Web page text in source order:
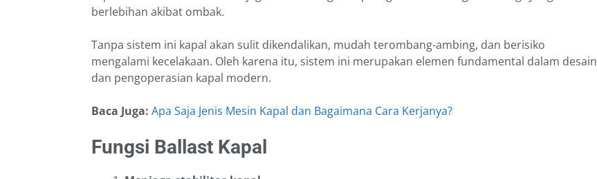
berlebihan akibat ombak.
Tanpa sistem ini kapal akan sulit dikendalikan, mudah terombang-ambing, dan berisiko
mengalami kecelakaan. Oleh karena itu, sistem ini merupakan elemen fundamental dalam desain
dan pengoperasian kapal modern.
Baca Juga: Apa Saja Jenis Mesin Kapal dan Bagaimana Cara Kerjanya?
Fungsi Ballast Kapal